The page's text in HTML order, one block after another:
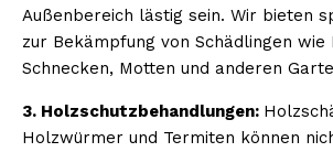
Außenbereich lästig sein. Wir bieten
zur Bekämpfung von Schädlingen wie
Schnecken, Motten und anderen
3. Holzschutzbehandlungen:
Holzwürmer und Termiten können